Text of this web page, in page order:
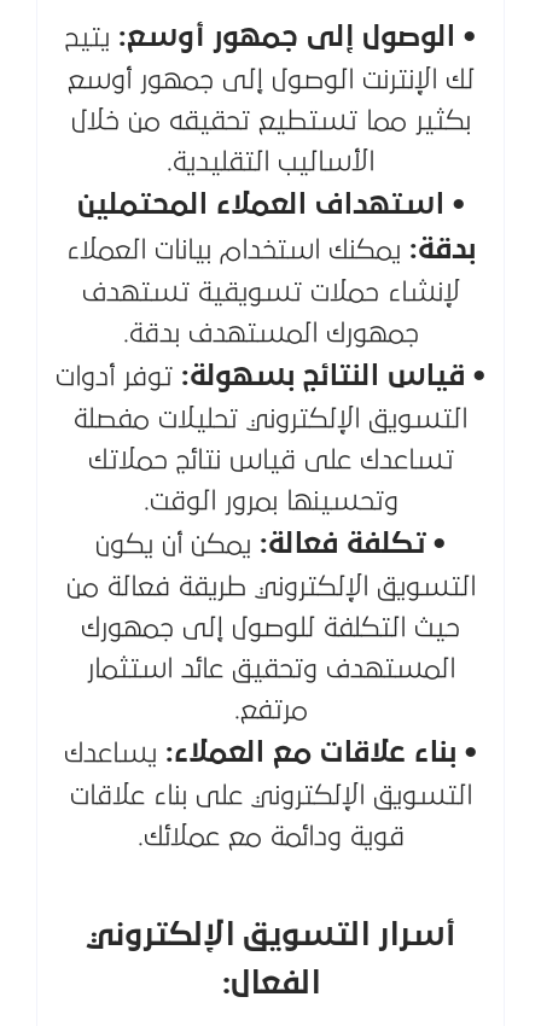
• الوصول إلى جمهور أوسع: يتيح
لك الإنترنت الوصول إلى جمهور أوسع
بكثير مما تستطيع تحقيقه من خلال
الأساليب التقليدية.
• استهداف العملاء المحتملين
بدقة: يمكنك استخدام بيانات العملاء
لإنشاء حملات تسويقية تستهدف
جمهورك المستهدف بدقة.
• قياس النتائج بسهولة: توفر أدوات
التسويق الإلكتروني تحليلات مفصلة
تساعدك على قياس نتائج حملاتك
وتحسينها بمرور الوقت.
• تكلفة فعالة: يمكن أن يكون
التسويق الإلكتروني طريقة فعالة من
حيث التكلفة للوصول إلى جمهورك
المستهدف وتحقيق عائد استثمار
مرتفع.
• بناء علاقات مع العملاء: يساعدك
التسويق الإلكتروني على بناء علاقات
قوية ودائمة مع عملائك.
أسرار التسويق الإلكتروني
الفعال: